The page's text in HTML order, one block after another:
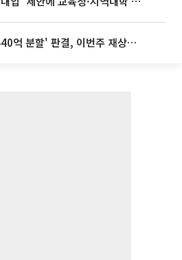
최태원·노소영 '9440억 분할' 판결, 이번주 재상고 여부 주목